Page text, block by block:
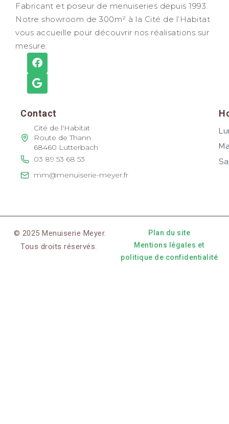
Fabricant et poseur de menuiseries depuis 1993.
Notre showroom de 300m² à la Cité de l’Habitat
vous accueille pour découvrir nos réalisations sur
mesure.
Contact
Cité de l'Habitat
Route de Thann
68460 Lutterbach
03 89 53 68 53
mm@menuiserie-meyer.fr
© 2025 Menuiserie Meyer.
Tous droits réservés.
Plan du site
Mentions légales et
politique de confidentialité